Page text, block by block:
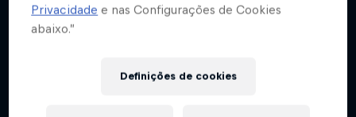
Rio de Janeiro (RJ), Brasil
Privacidade e nas Configurações de Cookies
abaixo.”
Definições de cookies